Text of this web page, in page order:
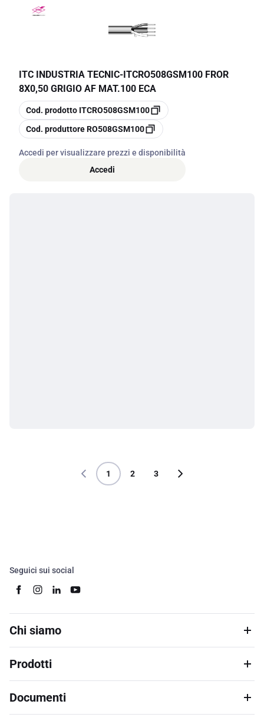
ITC INDUSTRIA TECNIC-ITCRO508GSM100 FROR
8X0,50 GRIGIO AF MAT.100 ECA
copia
Cod. prodotto ITCRO508GSM100
copia
Cod. produttoreRO508GSM100
Accedi per visualizzare prezzi e disponibilità
Accedi
1 2 3
Seguici sui social
Chi siamo
Prodotti
Documenti